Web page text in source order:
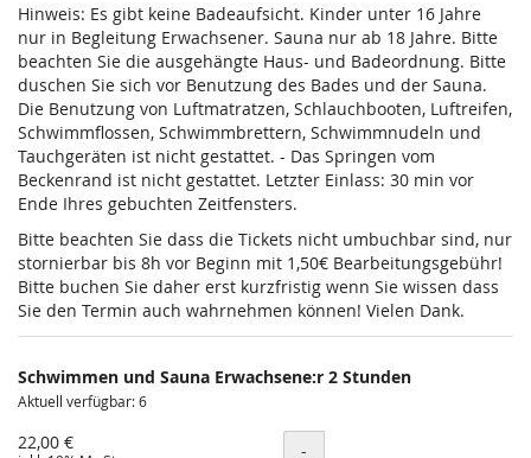
Hinweis: Es gibt keine Badeaufsicht. Kinder unter 16 Jahre
nur in Begleitung Erwachsener. Sauna nur ab 18 Jahre. Bitte
beachten Sie die ausgehängte Haus- und Badeordnung. Bitte
duschen Sie sich vor Benutzung des Bades und der Sauna.
Die Benutzung von Luftmatratzen, Schlauchbooten, Luftreifen,
Schwimmflossen, Schwimmbrettern, Schwimmnudeln und
Tauchgeräten ist nicht gestattet. - Das Springen vom
Beckenrand ist nicht gestattet. Letzter Einlass: 30 min vor
Ende Ihres gebuchten Zeitfensters.
Bitte beachten Sie dass die Tickets nicht umbuchbar sind, nur
stornierbar bis 8h vor Beginn mit 1,50€ Bearbeitungsgebühr!
Bitte buchen Sie daher erst kurzfristig wenn Sie wissen dass
Sie den Termin auch wahrnehmen können! Vielen Dank.
Schwimmen und Sauna Erwachsene:r 2 Stunden
Aktuell verfügbar: 6
22,00 € Menge
-